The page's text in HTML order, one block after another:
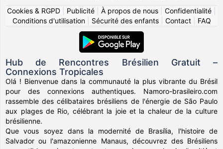
Cookies & RGPD
Publicité À propos de nous Confidentialité
Conditions d'utilisation| Sécurité des enfants| Contact| FAQ
Hub de Rencontres Brésilien Gratuit –
Connexions Tropicales
Olá ! Bienvenue dans la communauté la plus vibrante du Brésil
pour des connexions authentiques. Namoro-brasileiro.com
rassemble des célibataires brésiliens de l'énergie de São Paulo
aux plages de Rio, célébrant la joie et la chaleur de la culture
brésilienne.
Que vous soyez dans la modernité de Brasília, l'histoire de
Salvador ou l'amazonienne Manaus, découvrez des Brésiliens